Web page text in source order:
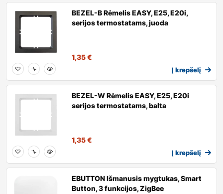
BEZEL-B Rėmelis EASY, E25, E20i,
serijos termostatams, juoda
1,35€
Į krepšelį
BEZEL-W Rėmelis EASY, E25, E20i
serijos termostatams, balta
1,35€
Į krepšelį
EBUTTON Išmanusis mygtukas, Smart
Button, 3 funkcijos, ZigBee